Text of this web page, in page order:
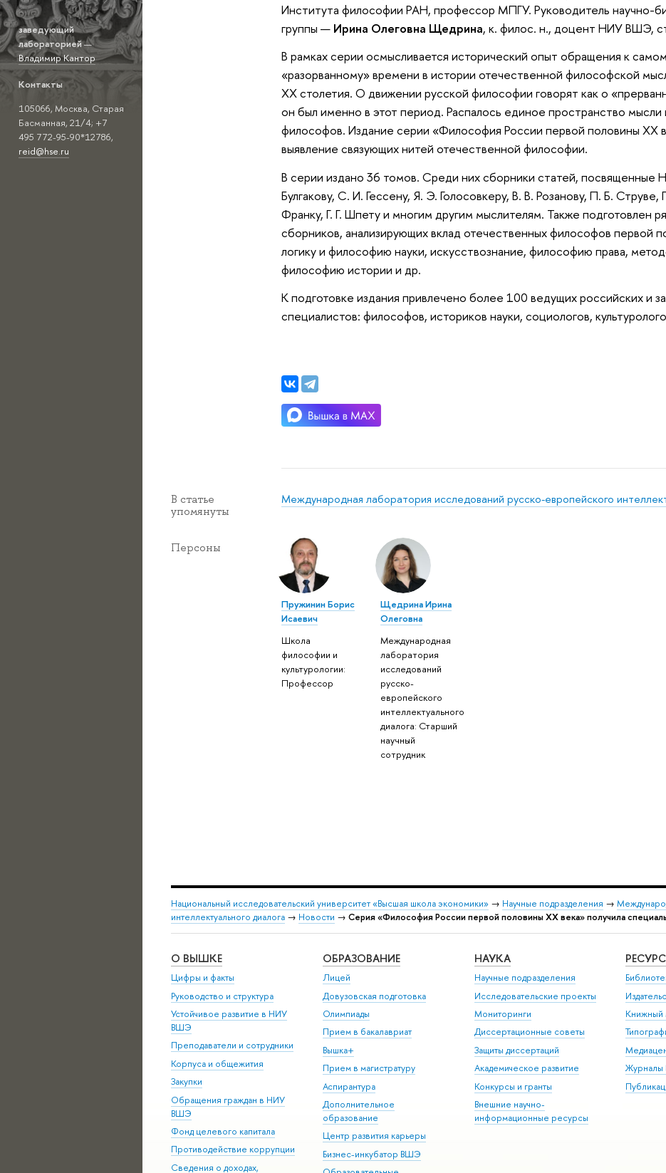
заведующий
лабораторией—
Владимир Кантор
Контакты
105066, Москва, Старая
Басманная, 21/4; +7
495 772-95-90*12786,
reid@hse.ru
Института философии РАН, профессор МПГУ. Руководитель научно-
группы — Ирина Олеговна Щедрина, к. филос. н., доцент НИУ ВШЭ,
В рамках серии осмысливается исторический опыт обращения к
«разорванному» времени в истории отечественной философской
ХХ столетия. О движении русской философии говорят как о
он был именно в этот период. Распалось единое пространство
философов. Издание серии «Философия России первой половины ХХ
выявление связующих нитей отечественной философии.
В серии издано 36 томов. Среди них сборники статей, посвященные
Булгакову, С. И. Гессену, Я. Э. Голосовкеру, В. В. Розанову, П. Б.
Франку, Г. Г. Шпету и многим другим мыслителям. Также подготовлен
сборников, анализирующих вклад отечественных философов первой
логику и философию науки, искусствознание, философию права,
философию истории и др.
К подготовке издания привлечено более 100 ведущих российских и
специалистов: философов, историков науки, социологов,
В статье
упомянуты
Международная лаборатория исследований русско-европейского
Персоны
Пружинин Борис
Исаевич
Школа
философии и
культурологии:
Профессор
Щедрина Ирина
Олеговна
Международная
лаборатория
исследований
русско-
европейского
интеллектуального
диалога: Старший
научный
сотрудник
Национальный исследовательский университет «Высшая школа экономики» → Научные подразделения →
интеллектуального диалога → Новости → Серия «Философия России первой половины ХХ века» получила
О ВЫШКЕ
Цифры и факты
Руководство и структура
Устойчивое развитие в НИУ
ВШЭ
Преподаватели и сотрудники
Корпуса и общежития
Закупки
Обращения граждан в НИУ
ВШЭ
Фонд целевого капитала
Противодействие коррупции
Сведения о доходах,
ОБРАЗОВАНИЕ
Лицей
Довузовская подготовка
Олимпиады
Прием в бакалавриат
Вышка+
Прием в магистратуру
Аспирантура
Дополнительное
образование
Центр развития карьеры
Бизнес-инкубатор ВШЭ
НАУКА
Научные подразделения
Исследовательские проекты
Мониторинги
Диссертационные советы
Защиты диссертаций
Академическое развитие
Конкурсы и гранты
Внешние научно-
информационные ресурсы
Книжный